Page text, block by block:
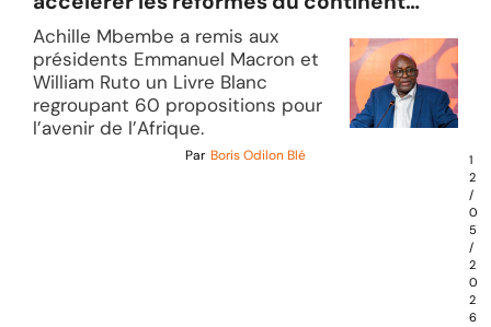
africain
Achille Mbembe a remis aux
présidents Emmanuel Macron et
William Ruto un Livre Blanc
regroupant 60 propositions pour
l’avenir de l’Afrique.
Par Boris Odilon Blé
1
2
/
0
5
/
2
0
2
6